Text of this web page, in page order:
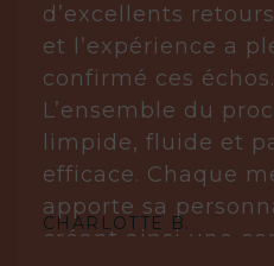
CHARLOTTE B.
d’excellents
et l’expérience a
confirmé ces échos.
L’ensemble du
limpide, fluide et
efficace. Chaque
apporte sa
créant ainsi une